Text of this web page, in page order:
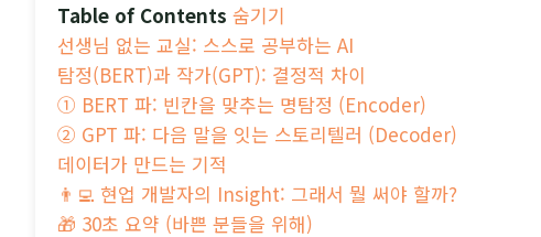
Table of Contents 숨기기
선생님 없는 교실: 스스로 공부하는 AI
탐정(BERT)과 작가(GPT): 결정적 차이
① BERT 파: 빈칸을 맞추는 명탐정 (Encoder)
② GPT 파: 다음 말을 잇는 스토리텔러 (Decoder)
데이터가 만드는 기적
👨‍💻 현업 개발자의 Insight: 그래서 뭘 써야 할까?
🎁 30초 요약 (바쁜 분들을 위해)